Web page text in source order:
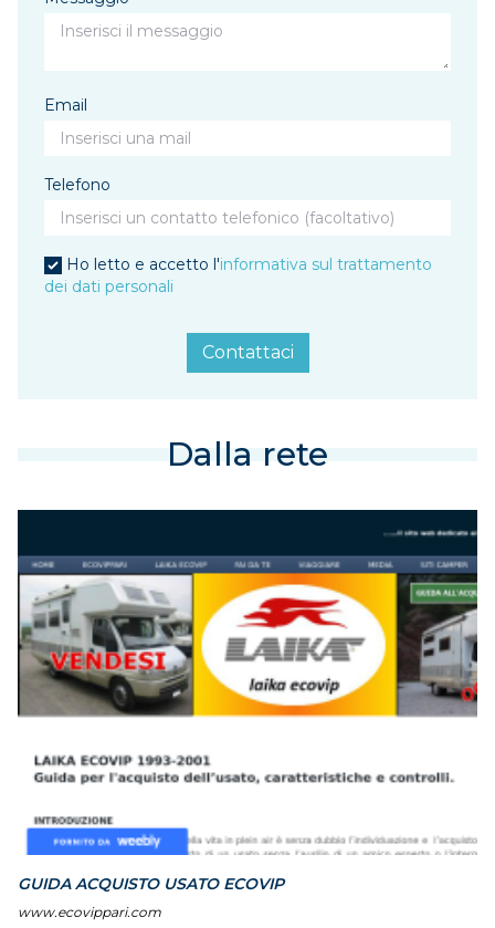
Email
Telefono
Ho letto e accetto l'informativa sul trattamento
dei dati personali
Contattaci
Dalla rete
GUIDA ACQUISTO USATO ECOVIP
www.ecovippari.com